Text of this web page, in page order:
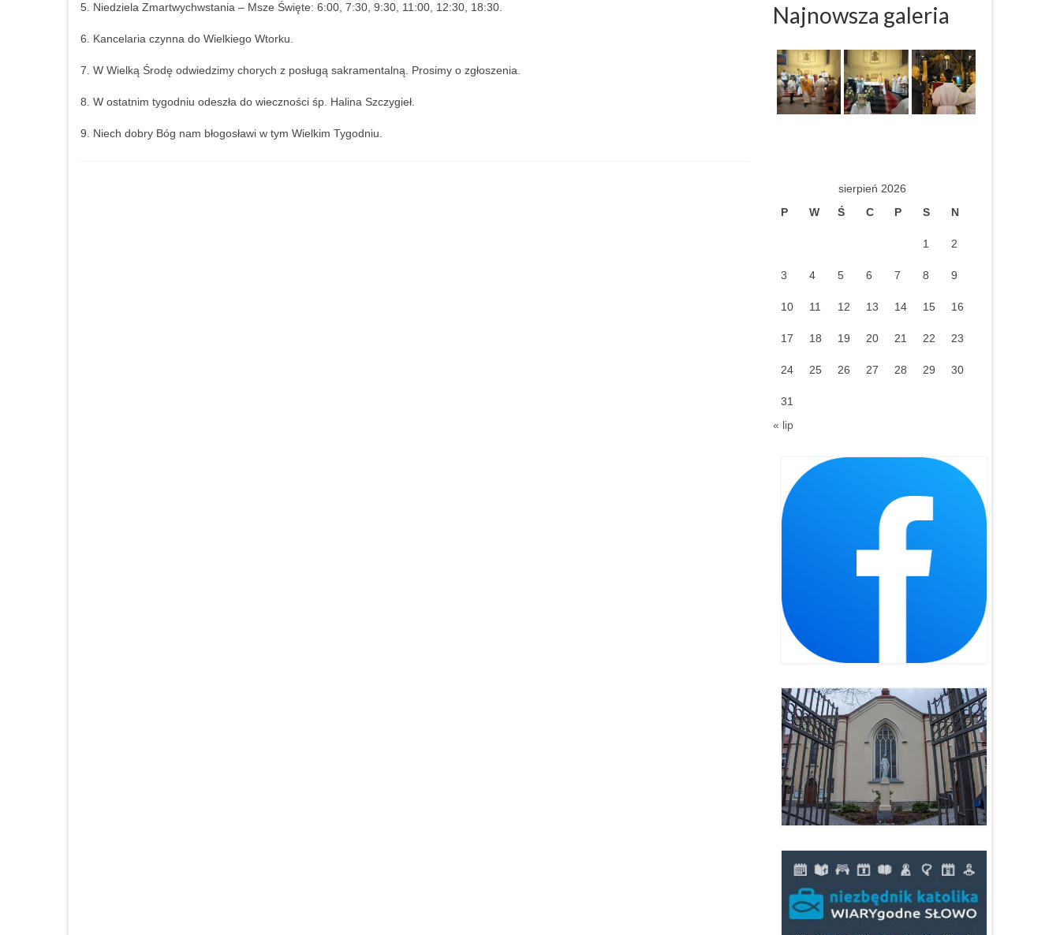
5. Niedziela Zmartwychwstania – Msze Święte: 6:00, 7:30, 9:30, 11:00, 12:30, 18:30.
6. Kancelaria czynna do Wielkiego Wtorku.
7. W Wielką Środę odwiedzimy chorych z posługą sakramentalną. Prosimy o zgłoszenia.
8. W ostatnim tygodniu odeszła do wieczności śp. Halina Szczygieł.
9. Niech dobry Bóg nam błogosławi w tym Wielkim Tygodniu.
Najnowsza galeria
sierpień 2026
P
W Ś C P S N
1 2
3 4 5 6 7 8 9
10 11 12 13 14 15 16
17 18 19 20 21 22 23
24 25 26 27 28 29 30
31
« lip